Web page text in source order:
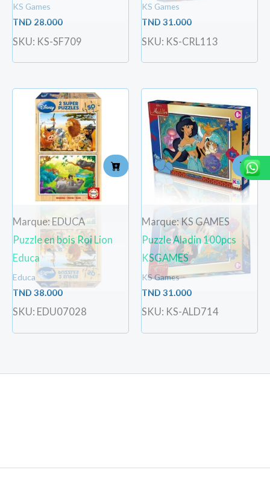
KS Games
TND 28.000
SKU: KS-SF709
KS Games
TND 31.000
SKU: KS-CRL113
Marque: EDUCA
Puzzle en bois Roi Lion
Educa
Educa
TND 38.000
SKU: EDU07028
Marque: KS GAMES
Puzzle Aladin 100pcs
KSGAMES
KS Games
TND 31.000
SKU: KS-ALD714